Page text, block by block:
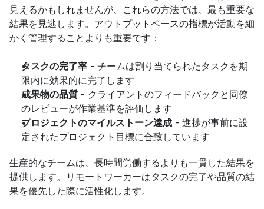
見えるかもしれませんが、これらの方法では、最も重要な
結果を見逃します。アウトプットベースの指標が活動を細
かく管理することよりも重要です：
タスクの完了率 - チームは割り当てられたタスクを期
限内に効果的に完了します
成果物の品質 - クライアントのフィードバックと同僚
のレビューが作業基準を評価します
プロジェクトのマイルストーン達成 - 進捗が事前に設
定されたプロジェクト目標に合致しています
生産的なチームは、長時間労働するよりも一貫した結果を
提供します。リモートワーカーはタスクの完了や品質の結
果を優先した際に活性化します。